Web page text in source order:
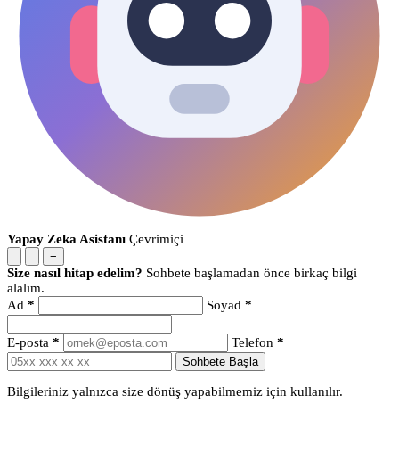
Yapay Zeka Asistanı Çevrimiçi
−
Size nasıl hitap edelim? Sohbete başlamadan önce birkaç bilgi
alalım.
Ad * Soyad *
E-posta * Telefon *
Sohbete Başla
Bilgileriniz yalnızca size dönüş yapabilmemiz için kullanılır.